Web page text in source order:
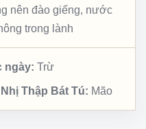
nên đào giếng, nước
trong lành
ngày: Trừ
Thập Bát Tú: Mão